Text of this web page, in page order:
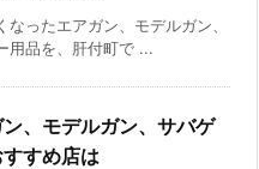
ったエアガン、モデルガン、
用品を、肝付町で ...
、モデルガン、サバゲ
すめ店は